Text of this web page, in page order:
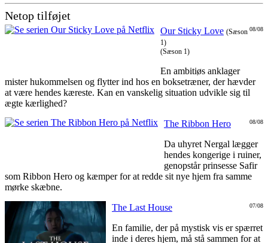
Netop tilføjet
08/08
Our Sticky Love (Sæson
1)
(Sæson 1)
En ambitiøs anklager
mister hukommelsen og flytter ind hos en boksetræner, der hævder
at være hendes kæreste. Kan en vanskelig situation udvikle sig til
ægte kærlighed?
08/08
The Ribbon Hero
Da uhyret Nergal lægger
hendes kongerige i ruiner,
genopstår prinsesse Safir
som Ribbon Hero og kæmper for at redde sit nye hjem fra samme
mørke skæbne.
07/08
The Last House
En familie, der på mystisk vis er spærret
inde i deres hjem, må stå sammen for at